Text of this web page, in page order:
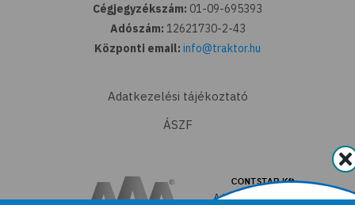
Cégjegyzékszám: 01-09-695393
Adószám: 12621730-2-43
Központi email: info@traktor.hu
Adatkezelési tájékoztató
ÁSZF